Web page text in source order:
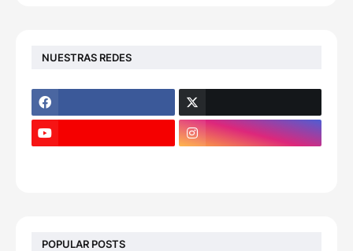
NUESTRAS REDES
POPULAR POSTS